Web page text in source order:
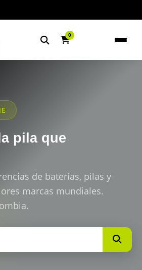
0
pila que
de baterías, pilas y
marcas mundiales.